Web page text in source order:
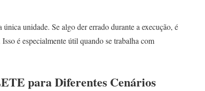
unidade. Se algo der errado durante a execução, é
é especialmente útil quando se trabalha com
para Diferentes Cenários